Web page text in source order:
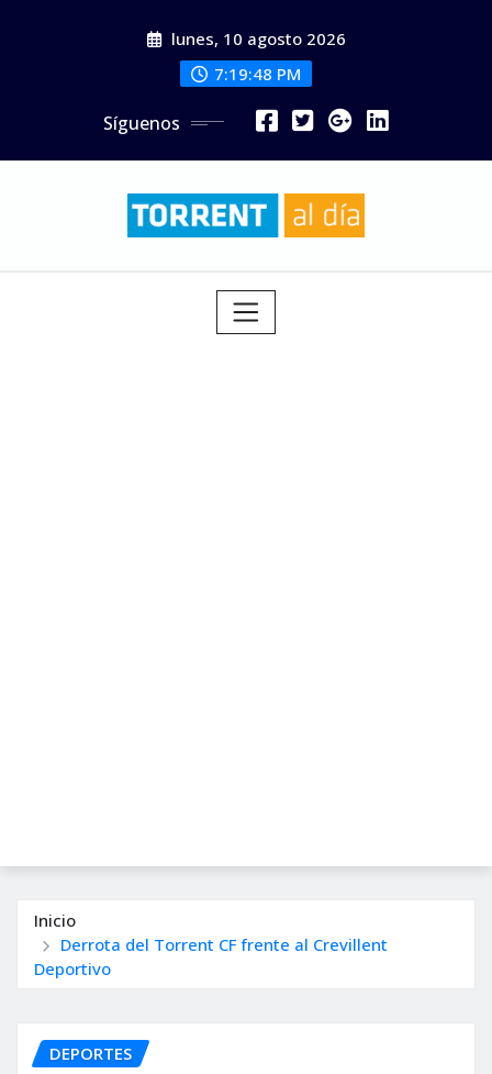
lunes, 10 agosto 2026
7:19:50 PM
Síguenos
Inicio
Derrota del Torrent CF frente al Crevillent
Deportivo
DEPORTES